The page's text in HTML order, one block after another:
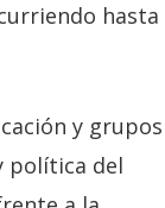
hasta
y grupos
política del